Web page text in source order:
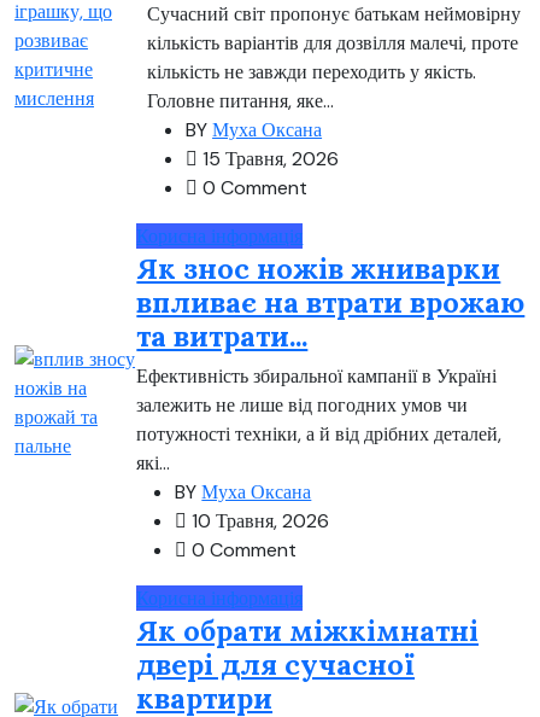
Сучасний світ пропонує батькам неймовірну
кількість варіантів для дозвілля малечі, проте
кількість не завжди переходить у якість.
Головне питання, яке...
BYМуха Оксана
15 Травня, 2026
0 Comment
Корисна інформація
Як знос ножів жниварки
впливає на втрати врожаю
та витрати...
Ефективність збиральної кампанії в Україні
залежить не лише від погодних умов чи
потужності техніки, а й від дрібних деталей,
які...
BYМуха Оксана
10 Травня, 2026
0 Comment
Корисна інформація
Як обрати міжкімнатні
двері для сучасної
квартири